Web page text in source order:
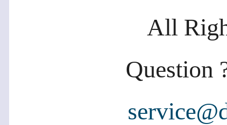
All
Question